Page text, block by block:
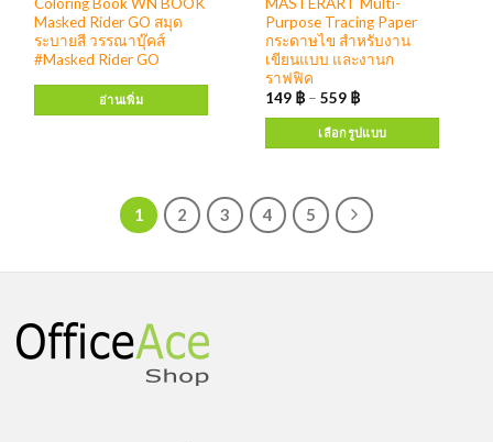
Masked Rider GO สมุด
ระบายสี วรรณาบุ๊คส์
#Masked Rider GO
อ่านเพิ่ม
Purpose Tracing Paper
กระดาษไข สำหรับงาน
เขียนแบบ และงานก
ราฟฟิค
149 ฿ –559 ฿
เลือกรูปแบบ
1 2 3 4 5